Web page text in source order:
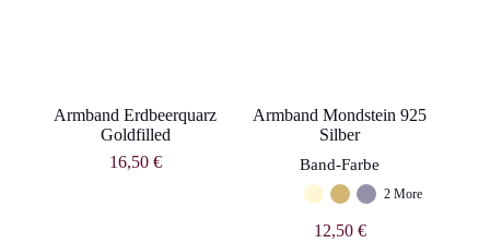
Armband Erdbeerquarz
Goldfilled
16,50 €
Armband Mondstein 925
Silber
Band-Farbe
2 More
12,50 €